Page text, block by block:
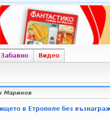
Забавно Видео
Маринов
в Етрополе без